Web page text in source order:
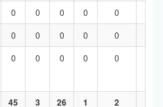
0 0 0 0 0
0 0 0 0 0
0 0 0 0 0
45 3 26 1 2